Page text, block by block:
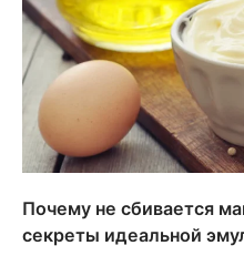
Почему не сбивается
секреты идеальной